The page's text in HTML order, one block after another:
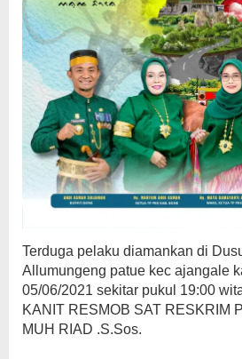
Terduga pelaku diamankan di
Allumungeng patue kec ajangale
05/06/2021 sekitar pukul 19:00
KANIT RESMOB SAT RESKRIM
MUH RIAD .S.Sos.